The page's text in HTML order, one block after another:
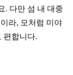
. 다만 섬 내 대중
라, 모처럼 미야
편합니다.